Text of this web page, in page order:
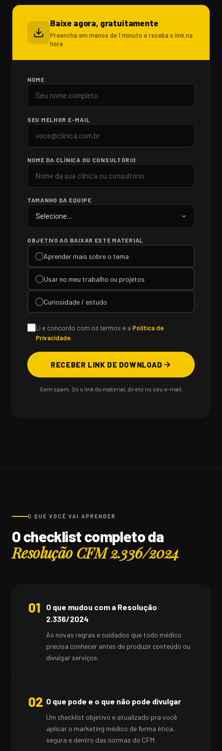
Baixe agora, gratuitamente
Preencha em menos de 1 minuto e receba o link na
hora
NOME
SEU MELHOR E-MAIL
NOME DA CLÍNICA OU CONSULTÓRIO
TAMANHO DA EQUIPE
OBJETIVO AO BAIXAR ESTE MATERIAL
Aprender mais sobre o tema
Usar no meu trabalho ou projetos
Curiosidade / estudo
Li e concordo com os termos e a Política de
Privacidade.
RECEBER LINK DE DOWNLOAD
Sem spam. Só o link do material, direto no seu e-mail.
O QUE VOCÊ VAI APRENDER
O checklist completo da
Resolução CFM 2.336/2024
01
O que mudou com a Resolução
2.336/2024
As novas regras e cuidados que todo médico
precisa conhecer antes de produzir conteúdo ou
divulgar serviços.
02 O que pode e o que não pode divulgar
Um checklist objetivo e atualizado pra você
aplicar o marketing médico de forma ética,
segura e dentro das normas do CFM.